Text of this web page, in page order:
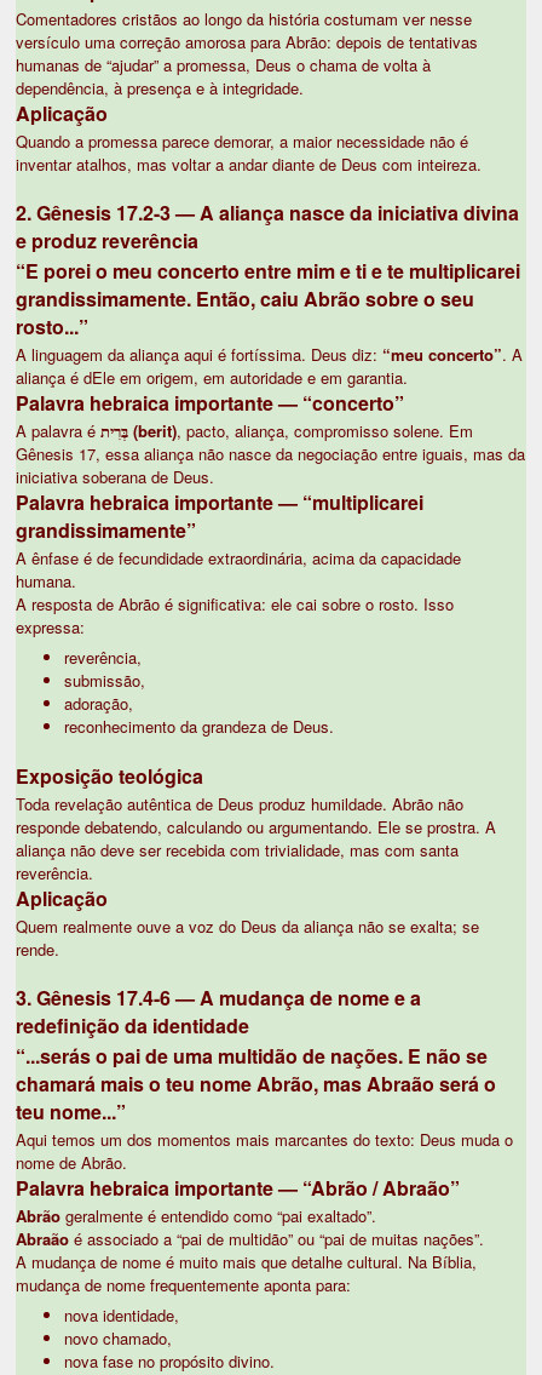
Comentadores cristãos ao longo da história costumam ver nesse
versículo uma correção amorosa para Abrão: depois de tentativas
humanas de “ajudar” a promessa, Deus o chama de volta à
dependência, à presença e à integridade.
Aplicação
Quando a promessa parece demorar, a maior necessidade não é
inventar atalhos, mas voltar a andar diante de Deus com inteireza.
2. Gênesis 17.2-3 — A aliança nasce da iniciativa divina
e produz reverência
“E porei o meu concerto entre mim e ti e te multiplicarei
grandissimamente. Então, caiu Abrão sobre o seu
rosto...”
A linguagem da aliança aqui é fortíssima. Deus diz: “meu concerto”. A
aliança é dEle em origem, em autoridade e em garantia.
Palavra hebraica importante — “concerto”
A palavra é בְּרִית (berit), pacto, aliança, compromisso solene. Em
Gênesis 17, essa aliança não nasce da negociação entre iguais, mas da
iniciativa soberana de Deus.
Palavra hebraica importante — “multiplicarei
grandissimamente”
A ênfase é de fecundidade extraordinária, acima da capacidade
humana.
A resposta de Abrão é significativa: ele cai sobre o rosto. Isso
expressa:
reverência,
submissão,
adoração,
reconhecimento da grandeza de Deus.
Exposição teológica
Toda revelação autêntica de Deus produz humildade. Abrão não
responde debatendo, calculando ou argumentando. Ele se prostra. A
aliança não deve ser recebida com trivialidade, mas com santa
reverência.
Aplicação
Quem realmente ouve a voz do Deus da aliança não se exalta; se
rende.
3. Gênesis 17.4-6 — A mudança de nome e a
redefinição da identidade
“...serás o pai de uma multidão de nações. E não se
chamará mais o teu nome Abrão, mas Abraão será o
teu nome...”
Aqui temos um dos momentos mais marcantes do texto: Deus muda o
nome de Abrão.
Palavra hebraica importante — “Abrão / Abraão”
Abrão geralmente é entendido como “pai exaltado”.
Abraão é associado a “pai de multidão” ou “pai de muitas nações”.
A mudança de nome é muito mais que detalhe cultural. Na Bíblia,
mudança de nome frequentemente aponta para:
nova identidade,
novo chamado,
nova fase no propósito divino.